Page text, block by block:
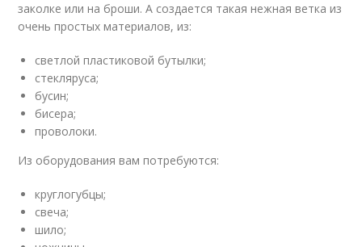
заколке или на броши. А создается такая нежная ветка из
очень простых материалов, из:
светлой пластиковой бутылки;
стекляруса;
бусин;
бисера;
проволоки.
Из оборудования вам потребуются:
круглогубцы;
свеча;
шило;